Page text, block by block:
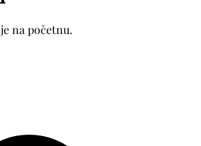
na početnu.